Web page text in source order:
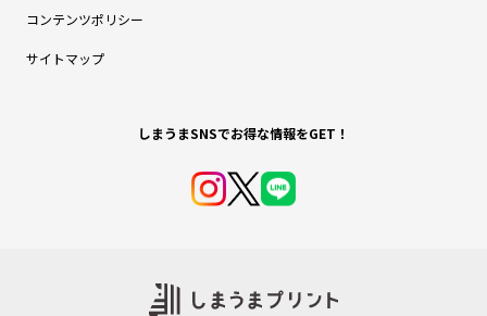
コンテンツポリシー
サイトマップ